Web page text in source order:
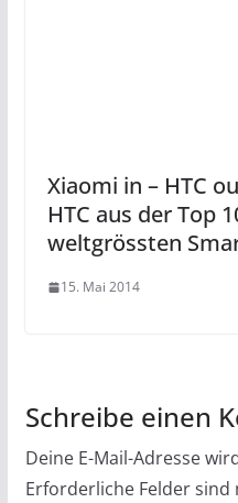
Xiaomi in – HTC
HTC aus der Top
weltgrössten
15. Mai 2014
Schreibe einen
Deine E-Mail-Adresse
Erforderliche Felder sind